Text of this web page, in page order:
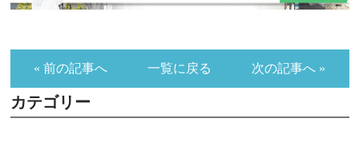
« 前の記事へ 一覧に戻る 次の記事へ »
カテゴリー